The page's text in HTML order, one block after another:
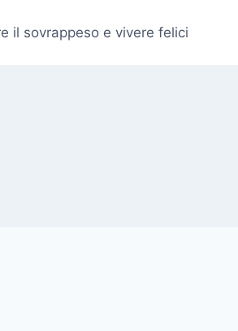
il sovrappeso e vivere felici